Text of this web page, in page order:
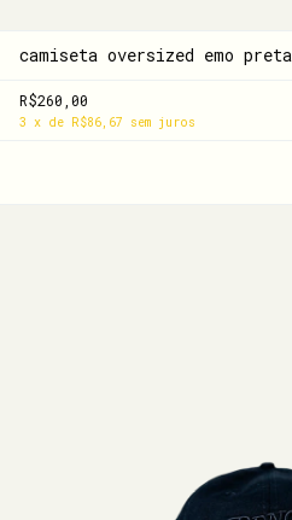
camiseta oversized emo preta
R$260,00
3 x de R$86,67 sem juros